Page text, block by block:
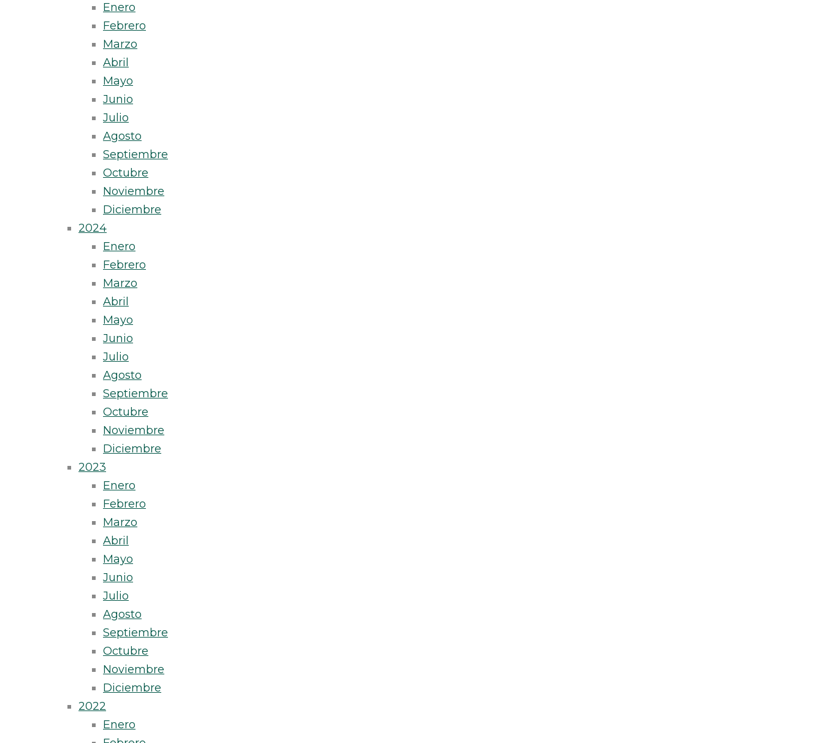
Enero
Febrero
Marzo
Abril
Mayo
Junio
Julio
Agosto
Septiembre
Octubre
Noviembre
Diciembre
2024
Enero
Febrero
Marzo
Abril
Mayo
Junio
Julio
Agosto
Septiembre
Octubre
Noviembre
Diciembre
2023
Enero
Febrero
Marzo
Abril
Mayo
Junio
Julio
Agosto
Septiembre
Octubre
Noviembre
Diciembre
2022
Enero